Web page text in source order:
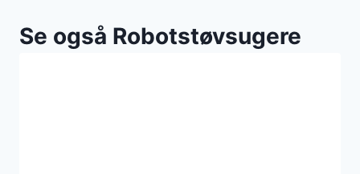
Se også Robotstøvsugere